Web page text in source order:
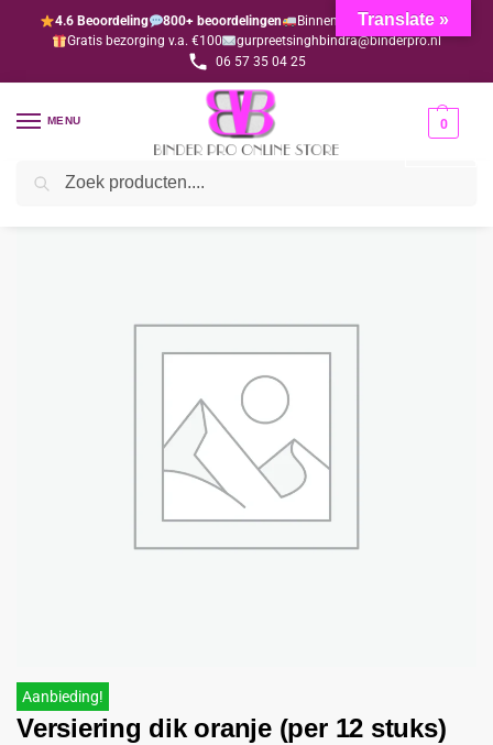
4.6 Beoordeling 800+ beoordelingen
Binnen 1-3 dagen geleverd
Gratis bezorging v.a. €100
gurpreetsinghbindra@binderpro.nl
06 57 35 04 25
MENU 0
Home Wedding / Versieringen
Aanbieding!
Versiering dik oranje (per 12 stuks)
Translate »